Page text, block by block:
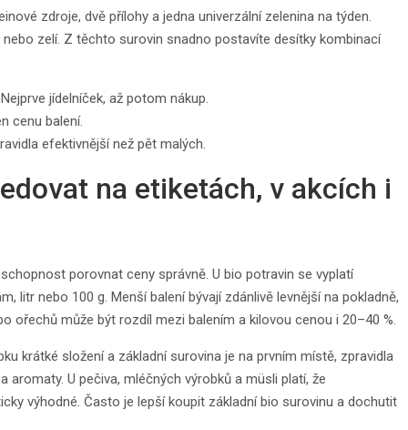
zdroje, dvě přílohy a jedna univerzální zelenina na týden.
zelí. Z těchto surovin snadno postavíte desítky kombinací
jídelníček, až potom nákup.
cenu balení.
efektivnější než pět malých.
na etiketách, v akcích i
porovnat ceny správně. U bio potravin se vyplatí
litr nebo 100 g. Menší balení bývají zdánlivě levnější na pokladně,
ořechů může být rozdíl mezi balením a kilovou cenou i 20–40 %.
krátké složení a základní surovina je na prvním místě, zpravidla
aromaty. U pečiva, mléčných výrobků a müsli platí, že
výhodné. Často je lepší koupit základní bio surovinu a dochutit